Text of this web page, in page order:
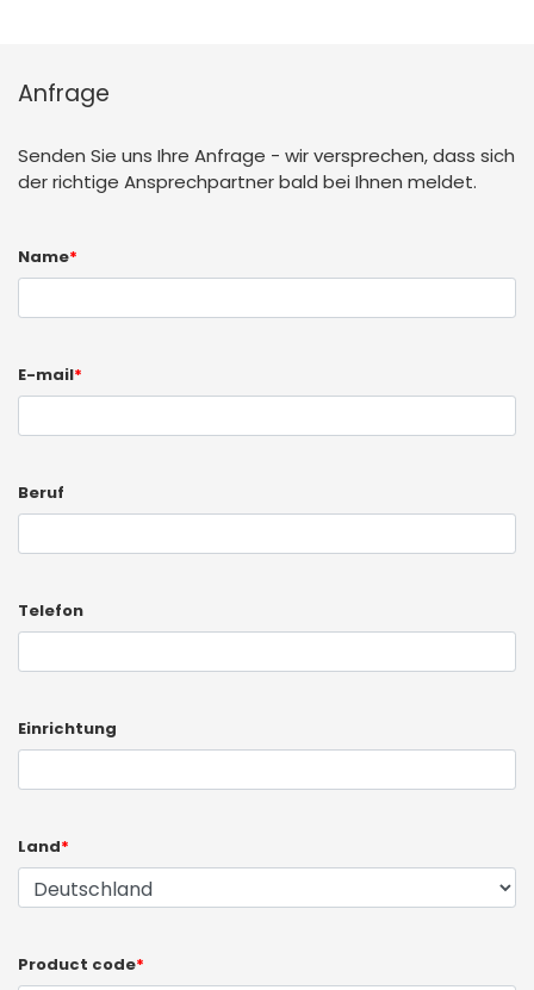
Anfrage
Senden Sie uns Ihre Anfrage - wir versprechen, dass sich
der richtige Ansprechpartner bald bei Ihnen meldet.
Name*
E-mail*
Beruf
Telefon
Einrichtung
Land*
Product code*